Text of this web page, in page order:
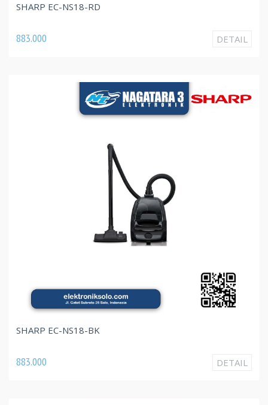
SHARP EC-NS18-RD
883.000 DETAIL
SHARP EC-NS18-BK
883.000 DETAIL